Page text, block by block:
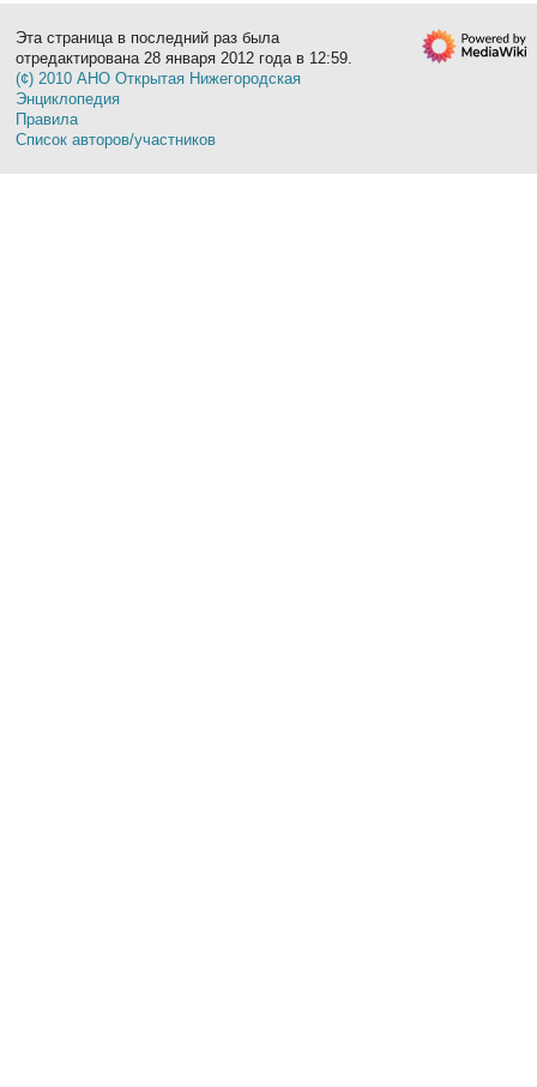
Эта страница в последний раз была
отредактирована 28 января 2012 года в 12:59.
(¢) 2010 АНО Открытая Нижегородская
Энциклопедия
Правила
Список авторов/участников